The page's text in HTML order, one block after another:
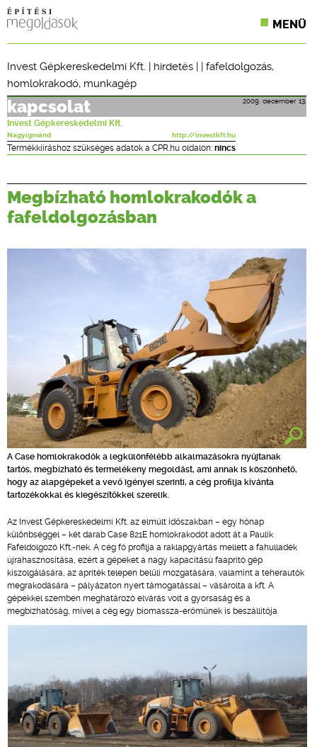
MENÜ
SZAKLAPOK
CPR TERMÉKKIÍRÁS
ÉPÍTÉSI JOG
ONLINE KÉPZÉSEK
TERVEZÉSI SEGÉDLETEK
Invest Gépkereskedelmi Kft. | hirdetés | | fafeldolgozás,
homlokrakodó, munkagép
2009. december 13.
kapcsolat
Invest Gépkereskedelmi Kft.
Nagyigmánd http://investkft.hu
Termékkiíráshoz szükséges adatok a CPR.hu oldalon: nincs
Megbízható homlokrakodók a
fafeldolgozásban
A Case homlokrakodók a legkülönfélébb alkalmazásokra nyújtanak
tartós, megbízható és termelékeny megoldást, ami annak is köszönhető,
hogy az alapgépeket a vevő igényei szerinti, a cég profilja kívánta
tartozékokkal és kiegészítőkkel szerelik.
Az Invest Gépkereskedelmi Kft. az elmúlt időszakban – egy hónap
különbséggel – két darab Case 821E homlokrakodót adott át a Paulik
Fafeldolgozó Kft.-nek. A cég fő profilja a raklapgyártás mellett a fahulladék
újrahasznosítása, ezért a gépeket a nagy kapacitású faaprító gép
kiszolgálására, az apríték telepen belüli mozgatására, valamint a teherautók
megrakodására – pályázaton nyert támogatással – vásárolta a kft. A
gépekkel szemben meghatározó elvárás volt a gyorsaság és a
megbízhatóság, mivel a cég egy biomassza-erőműnek is beszállítója.